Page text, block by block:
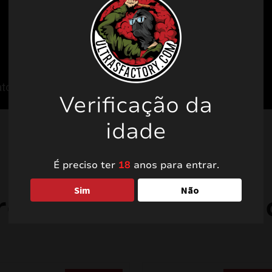
Verificação da
idade
É preciso ter 18 anos para entrar.
Sim Não